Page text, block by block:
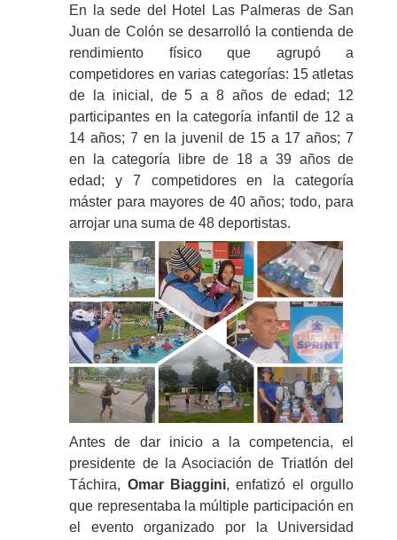
En la sede del Hotel Las Palmeras de San
Juan de Colón se desarrolló la contienda de
rendimiento físico que agrupó a
competidores en varias categorías: 15 atletas
de la inicial, de 5 a 8 años de edad; 12
participantes en la categoría infantil de 12 a
14 años; 7 en la juvenil de 15 a 17 años; 7
en la categoría libre de 18 a 39 años de
edad; y 7 competidores en la categoría
máster para mayores de 40 años; todo, para
arrojar una suma de 48 deportistas.
Antes de dar inicio a la competencia, el
presidente de la Asociación de Triatlón del
Táchira, Omar Biaggini, enfatizó el orgullo
que representaba la múltiple participación en
el evento organizado por la Universidad